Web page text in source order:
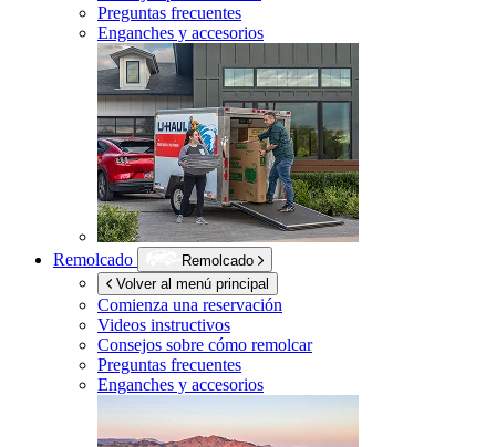
Preguntas frecuentes
Enganches y accesorios
Remolcado
Remolcado
Volver al menú principal
Comienza una reservación
Videos instructivos
Consejos sobre cómo remolcar
Preguntas frecuentes
Enganches y accesorios